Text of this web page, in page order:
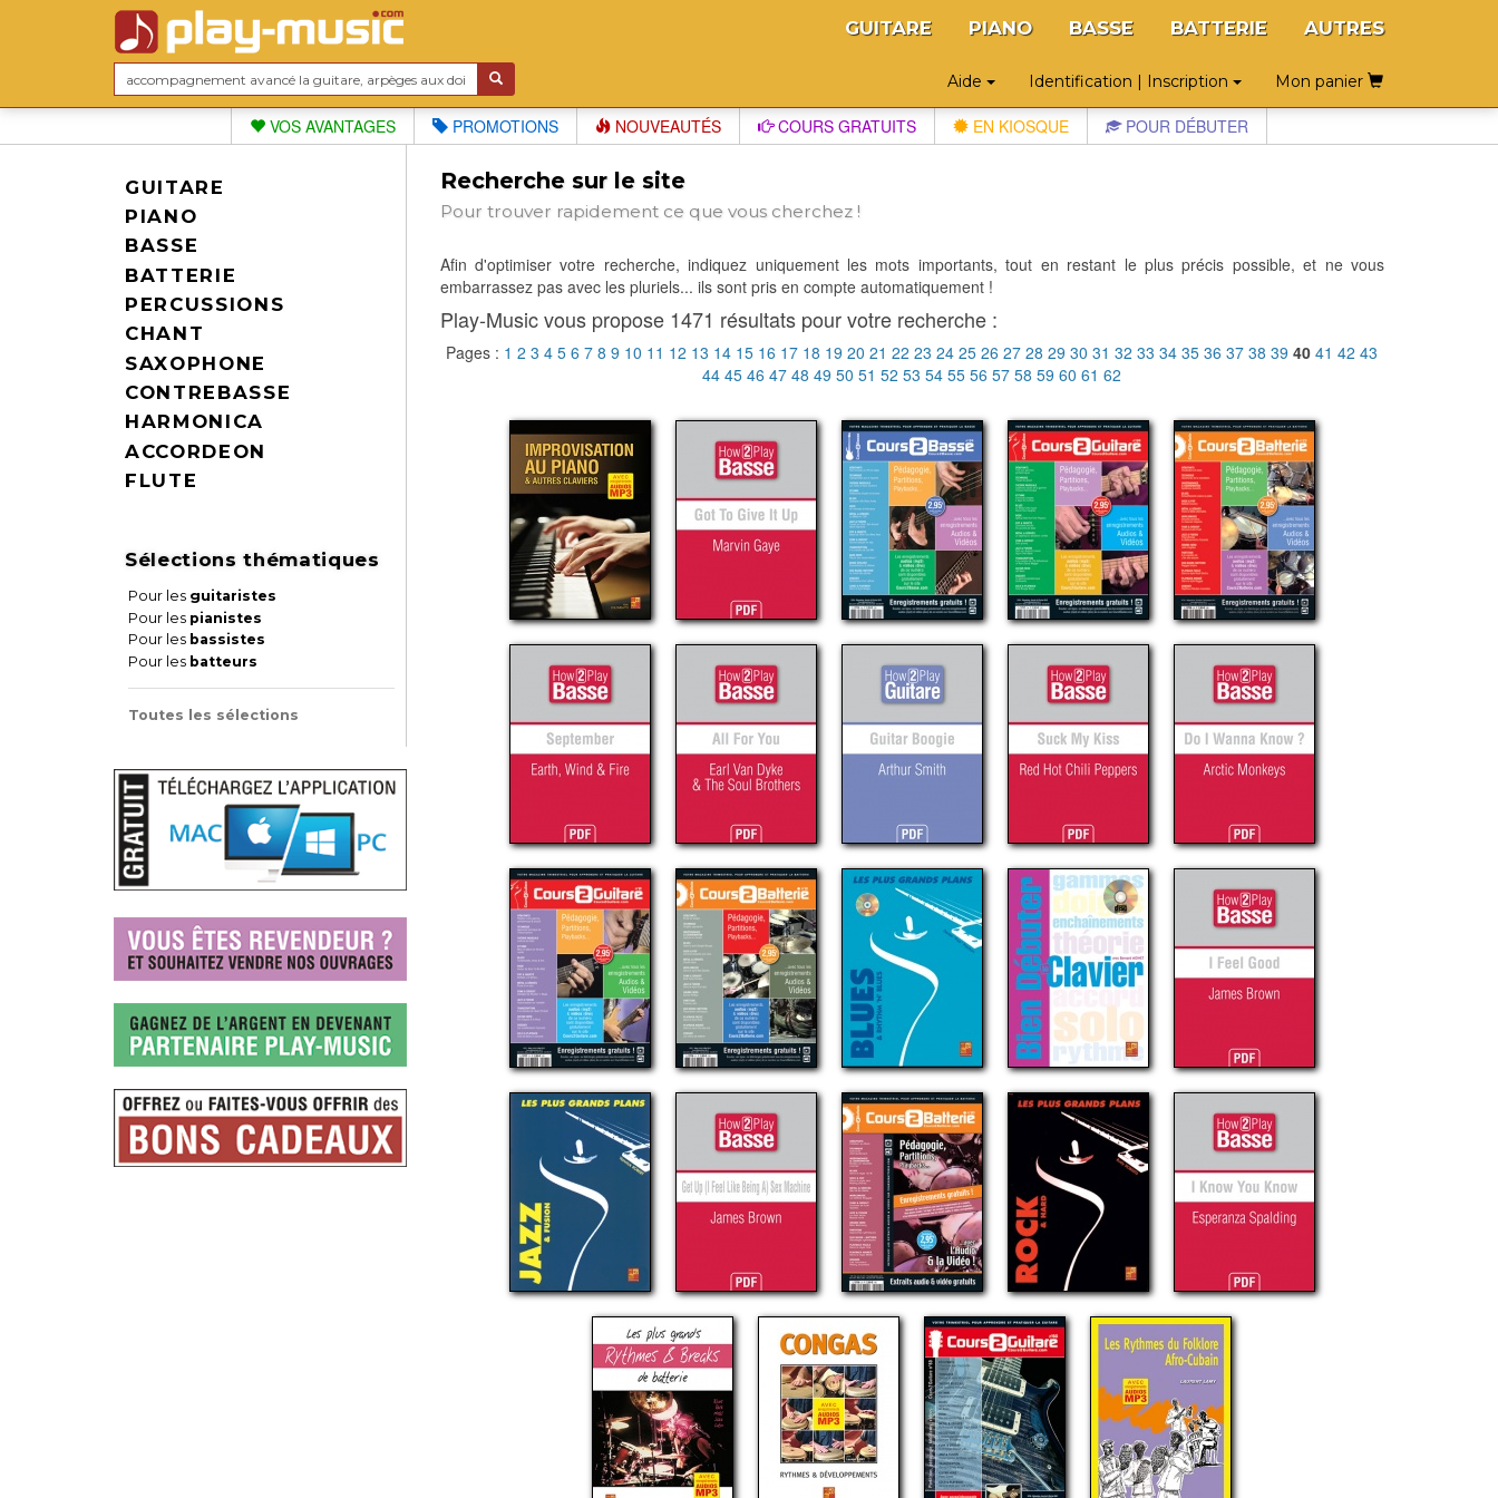
GUITARE PIANO BASSE BATTERIE AUTRES
Aide Identification | Inscription Mon panier
VOS AVANTAGES PROMOTIONS NOUVEAUTÉS COURS GRATUITS EN KIOSQUE POUR DÉBUTER
GUITARE
PIANO
BASSE
BATTERIE
PERCUSSIONS
CHANT
SAXOPHONE
CONTREBASSE
HARMONICA
ACCORDEON
FLUTE
Sélections thématiques
Pour les guitaristes
Pour les pianistes
Pour les bassistes
Pour les batteurs
Toutes les sélections
Recherche sur le site
Pour trouver rapidement ce que vous cherchez !
Afin d'optimiser votre recherche, indiquez uniquement les mots importants, tout en restant le plus précis possible, et ne vous
embarrassez pas avec les pluriels... ils sont pris en compte automatiquement !
Play-Music vous propose 1471 résultats pour votre recherche :
Pages : 1 2 3 4 5 6 7 8 9 10 11 12 13 14 15 16 17 18 19 20 21 22 23 24 25 26 27 28 29 30 31 32 33 34 35 36 37 38 39 40 41 42 43
44 45 46 47 48 49 50 51 52 53 54 55 56 57 58 59 60 61 62